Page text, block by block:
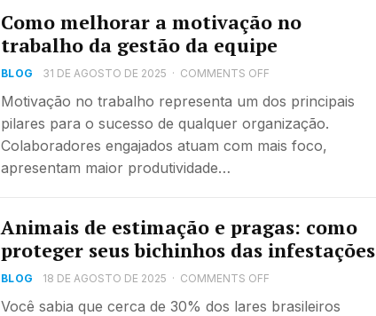
Como melhorar a motivação no
trabalho da gestão da equipe
BLOG 31 DE AGOSTO DE 2025 · COMMENTS OFF
Motivação no trabalho representa um dos principais
pilares para o sucesso de qualquer organização.
Colaboradores engajados atuam com mais foco,
apresentam maior produtividade…
Animais de estimação e pragas: como
proteger seus bichinhos das infestações
BLOG 18 DE AGOSTO DE 2025 · COMMENTS OFF
Você sabia que cerca de 30% dos lares brasileiros